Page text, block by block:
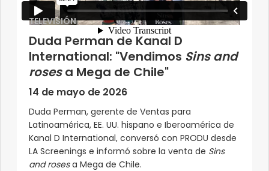
TELEVISIÓN
Duda Perman de Kanal D
International: "Vendimos Sins and
rosesa Mega de Chile"
14 de mayo de 2026
Duda Perman, gerente de Ventas para
Latinoamérica, EE. UU. hispano e Iberoamérica de
Kanal D International, conversó con PRODU desde
LA Screenings e informó sobre la venta de Sins
and rosesa Mega de Chile.